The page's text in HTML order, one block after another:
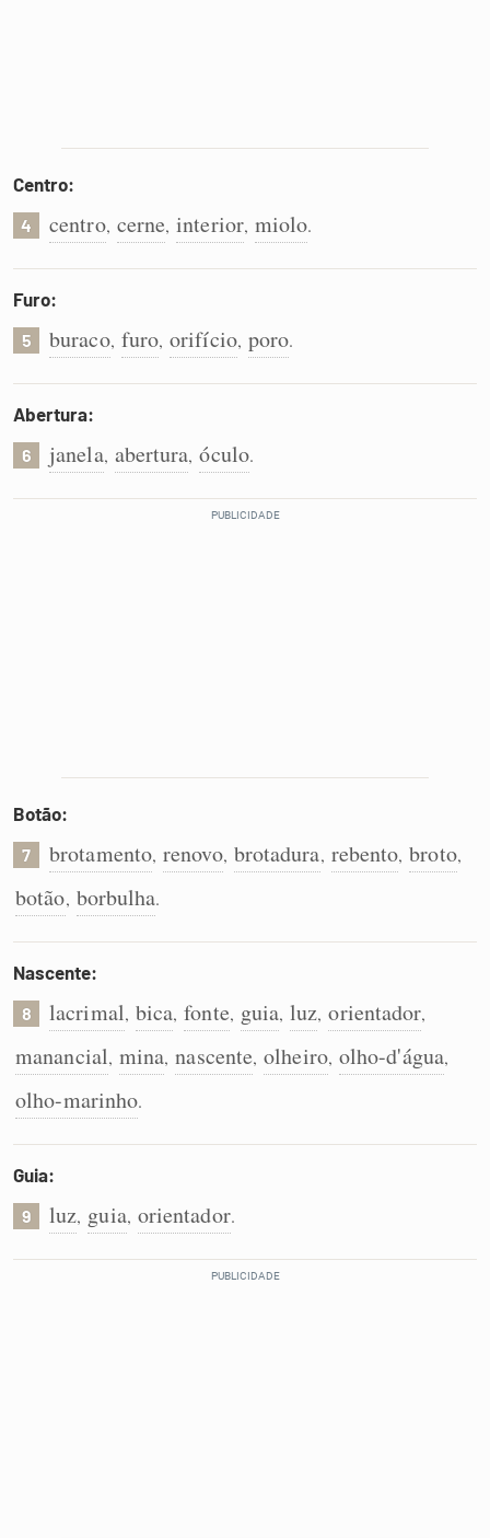
Centro:
4 centro, cerne, interior, miolo.
Furo:
5 buraco, furo, orifício, poro.
Abertura:
6 janela, abertura, óculo.
Botão:
7 brotamento, renovo, brotadura, rebento, broto,
botão, borbulha.
Nascente:
8 lacrimal, bica, fonte, guia, luz, orientador,
manancial, mina, nascente, olheiro, olho-d'água,
olho-marinho.
Guia:
9 luz, guia, orientador.